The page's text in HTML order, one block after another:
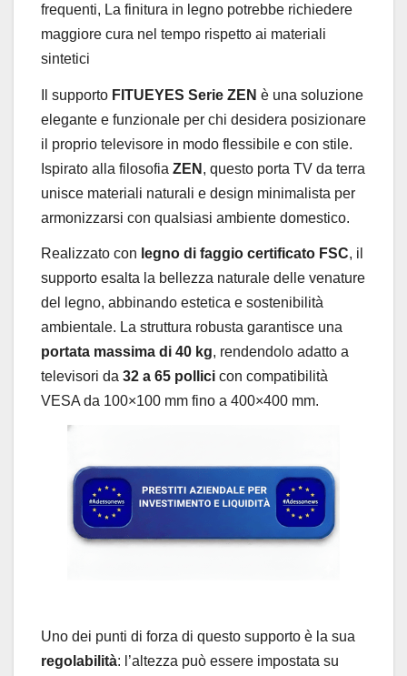
frequenti, La finitura in legno potrebbe richiedere
maggiore cura nel tempo rispetto ai materiali
sintetici
Il supporto FITUEYES Serie ZEN è una soluzione
elegante e funzionale per chi desidera posizionare
il proprio televisore in modo flessibile e con stile.
Ispirato alla filosofia ZEN , questo porta TV da terra
unisce materiali naturali e design minimalista per
armonizzarsi con qualsiasi ambiente domestico.
Realizzato con legno di faggio certificato FSC, il
supporto esalta la bellezza naturale delle venature
del legno, abbinando estetica e sostenibilità
ambientale. La struttura robusta garantisce una
portata massima di 40 kg, rendendolo adatto a
televisori da 32 a 65 pollici con compatibilità
VESA da 100×100 mm fino a 400×400 mm.
Uno dei punti di forza di questo supporto è la sua
regolabilità: l’altezza può essere impostata su